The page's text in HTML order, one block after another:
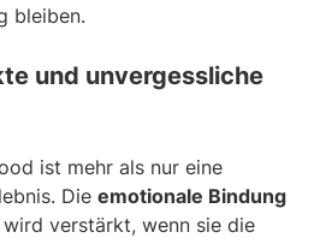
bleiben.
und unvergessliche
ist mehr als nur eine
Die emotionale Bindung
verstärkt, wenn sie die